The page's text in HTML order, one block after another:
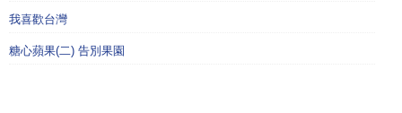
我喜歡台灣
糖心蘋果(二) 告別果園